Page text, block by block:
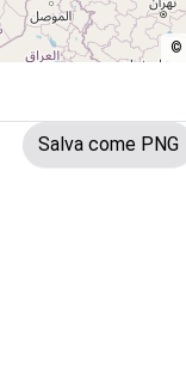
©
Salva come PNG